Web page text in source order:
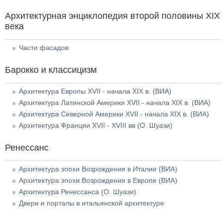
Архитектурная энциклопедия второй половины XIX
века
Части фасадов
Барокко и классицизм
Архитектура Европы XVII - начала XIX в. (ВИА)
Архитектура Латинской Америки XVII - начала XIX в. (ВИА)
Архитектура Северной Америки XVII - начала XIX в. (ВИА)
Архитектура Франции XVII - XVIII вв (О. Шуази)
Ренессанс
Архитектура эпохи Возрождения в Италии (ВИА)
Архитектура эпохи Возрождения в Европе (ВИА)
Архитектура Ренессанса (О. Шуази)
Двери и порталы в итальянской архитектуре